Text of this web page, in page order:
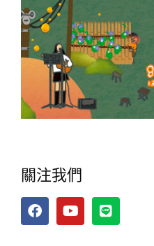
關注我們